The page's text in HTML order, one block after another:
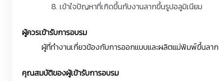
8. เข้าใจปัญหาที่เกิดขึ้นกับงานลากขึ้นรูปอลูมิเนียม
ผู้ควรเข้ารับการอบรม
ผู้ที่ทำงานเกี่ยวข้องกับการออกแบบและผลิตแม่พิมพ์ขึ้นลา
คุณสมบัติของผู้เข้ารับการอบรม